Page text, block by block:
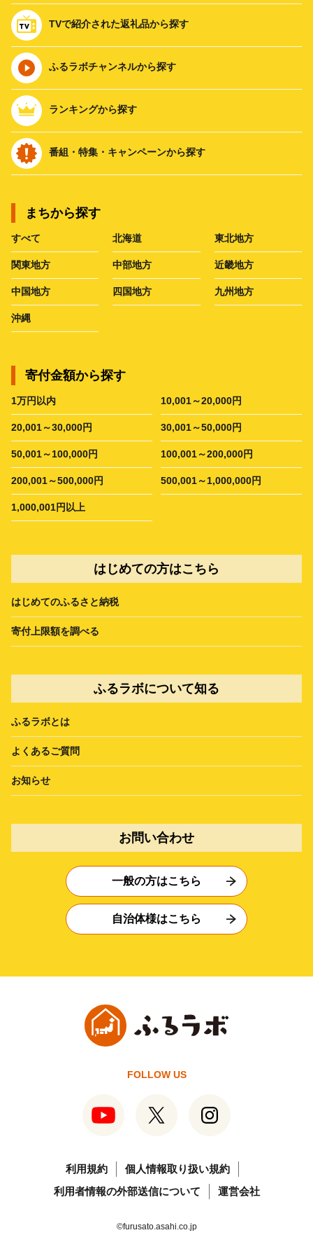
TVで紹介された返礼品から探す
ふるラボチャンネルから探す
ランキングから探す
番組・特集・キャンペーンから探す
まちから探す
すべて 北海道 東北地方
関東地方 中部地方 近畿地方
中国地方 四国地方 九州地方
沖縄
寄付金額から探す
1万円以内 10,001～20,000円
20,001～30,000円 30,001～50,000円
50,001～100,000円 100,001～200,000円
200,001～500,000円 500,001～1,000,000円
1,000,001円以上
はじめての方はこちら
はじめてのふるさと納税
寄付上限額を調べる
ふるラボについて知る
ふるラボとは
よくあるご質問
お知らせ
お問い合わせ
一般の方はこちら
自治体様はこちら
FOLLOW US
利用規約
個人情報取り扱い規約
利用者情報の外部送信について
運営会社
©furusato.asahi.co.jp